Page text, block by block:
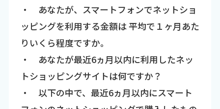
・ あなたが、スマートフォンでネットショ
ッピングを利用する金額は 平均で１ヶ月あた
りいくら程度ですか。
・ あなたが最近6ヵ月以内に利用したネッ
トショッピングサイトは何ですか？
・ 以下の中で、最近6ヵ月以内にスマート